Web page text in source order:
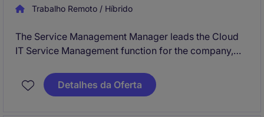
Trabalho Remoto / Híbrido
The Service Management Manager leads the Cloud
IT Service Management function for the company,
Service Management.
Detalhes da Oferta